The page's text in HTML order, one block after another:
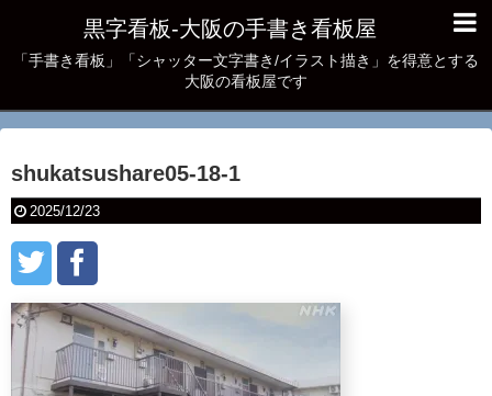
黒字看板‐大阪の手書き看板屋
「手書き看板」「シャッター文字書き/イラスト描き」を得意とする
大阪の看板屋です
shukatsushare05-18-1
2025/12/23